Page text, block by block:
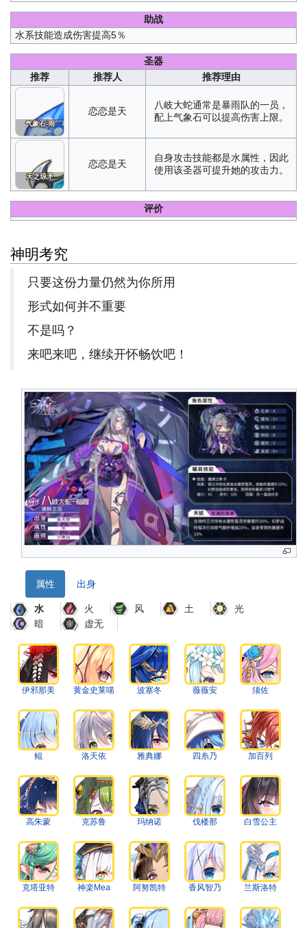
助战
水系技能造成伤害提高5％
圣器
推荐
推荐人 推荐理由
气象石-雨
恋恋是天
八岐大蛇通常是暴雨队的一员，
配上气象石可以提高伤害上限。
天之琼矛
恋恋是天
自身攻击技能都是水属性，因此
使用该圣器可提升她的攻击力。
评价
神明考究
只要这份力量仍然为你所用
形式如何并不重要
不是吗？
来吧来吧，继续开怀畅饮吧！
誓
属性 出身
水 火 风 土
光
暗
虚无
伊邪那美 黄金史莱喵 波塞冬 薇薇安 须佐
鲲 洛天依 雅典娜 四糸乃 加百列
高朱蒙 克苏鲁 玛纳诺 伐楼那 白雪公主
克塔亚特 神楽Mea 阿努凯特 香风智乃 兰斯洛特